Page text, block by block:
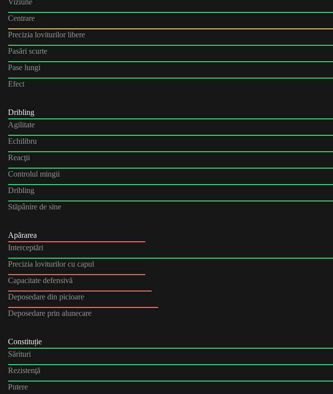
Centrare
Precizia loviturilor libere
Pasări scurte
Pase lungi
Efect
Dribling
Agilitate
Echilibru
Reacţii
Controlul mingii
Dribling
Stăpânire de sine
Apărarea
Interceptări
Precizia loviturilor cu capul
Capacitate defensivă
Deposedare din picioare
Deposedare prin alunecare
Constituție
Sărituri
Rezistenţă
Putere